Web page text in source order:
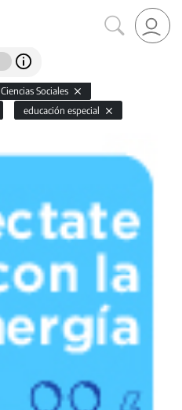
Ciencias Sociales
educación especial